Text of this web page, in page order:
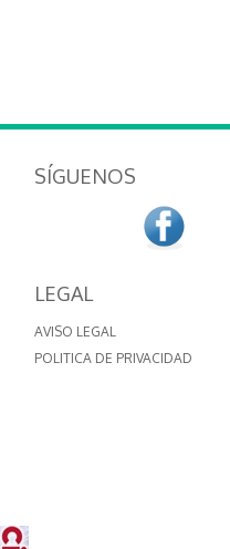
SÍGUENOS
LEGAL
AVISO LEGAL
POLITICA DE PRIVACIDAD